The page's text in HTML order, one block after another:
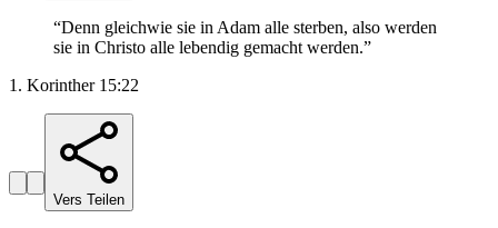
“Denn gleichwie sie in Adam alle sterben, also werden
sie in Christo alle lebendig gemacht werden.”
1. Korinther 15:22
Vers Teilen